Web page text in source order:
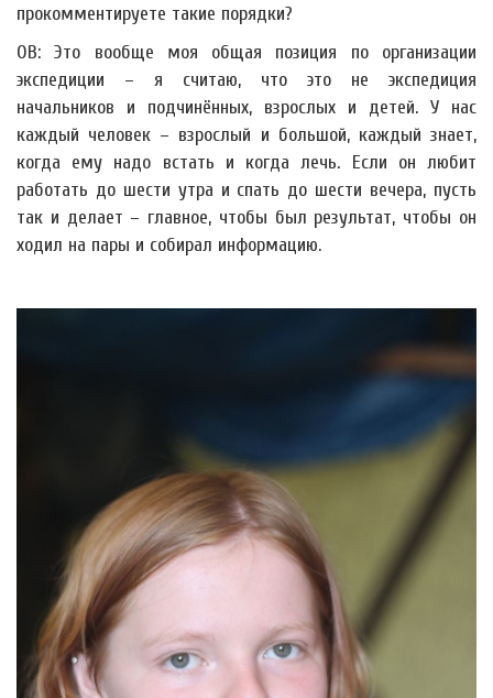
прокомментируете такие порядки?
ОВ: Это вообще моя общая позиция по организации
экспедиции – я считаю, что это не экспедиция
начальников и подчинённых, взрослых и детей. У нас
каждый человек – взрослый и большой, каждый знает,
когда ему надо встать и когда лечь. Если он любит
работать до шести утра и спать до шести вечера, пусть
так и делает – главное, чтобы был результат, чтобы он
ходил на пары и собирал информацию.